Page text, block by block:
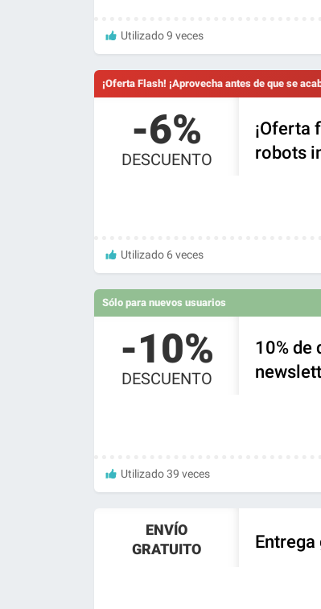
Utilizado 9 veces
¡Oferta Flash! ¡Aprovecha antes de que se
-6%
DESCUENTO
¡Oferta
robots
Utilizado 6 veces
Sólo para nuevos usuarios
-10%
DESCUENTO
10% de
Utilizado 39 veces
ENVÍO
GRATUITO